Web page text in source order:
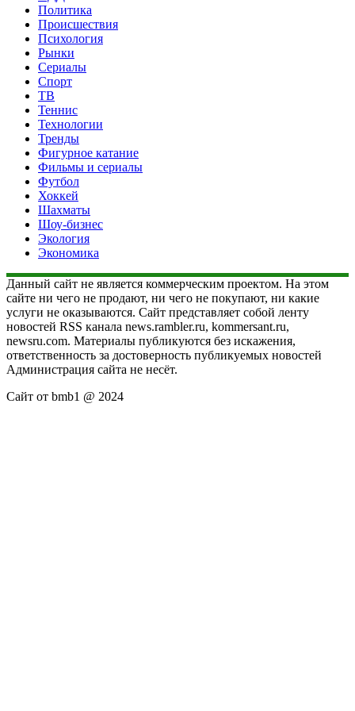
Политика
Происшествия
Психология
Рынки
Сериалы
Спорт
ТВ
Теннис
Технологии
Тренды
Фигурное катание
Фильмы и сериалы
Футбол
Хоккей
Шахматы
Шоу-бизнес
Экология
Экономика
Данный сайт не является коммерческим проектом. На этом
сайте ни чего не продают, ни чего не покупают, ни какие
услуги не оказываются. Сайт представляет собой ленту
новостей RSS канала news.rambler.ru, kommersant.ru,
newsru.com. Материалы публикуются без искажения,
ответственность за достоверность публикуемых новостей
Администрация сайта не несёт.
Сайт от bmb1 @ 2024